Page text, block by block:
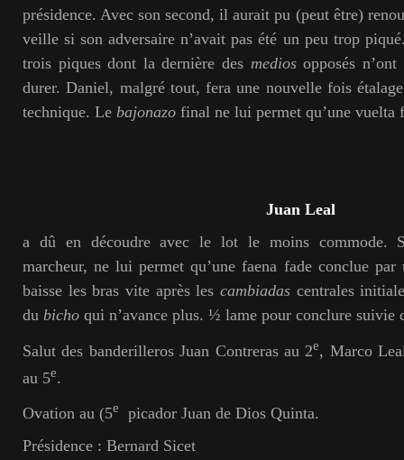
présidence. Avec son second, il aurait pu (peut être)
veille si son adversaire n’avait pas été un peu trop
trois piques dont la dernière des mediosopposés
durer. Daniel, malgré tout, fera une nouvelle fois
technique. Le bajonazo final ne lui permet qu’une vuelta
Juan Leal
a dû en découdre avec le lot le moins commode.
marcheur, ne lui permet qu’une faena fade conclue par
baisse les bras vite après les cambiadas centrales
du bicho qui n’avance plus. ½ lame pour conclure suivie
Salut des banderilleros Juan Contreras au 2e, Marco
au 5e.
Ovation au (5e
picador Juan de Dios Quinta.
Présidence : Bernard Sicet